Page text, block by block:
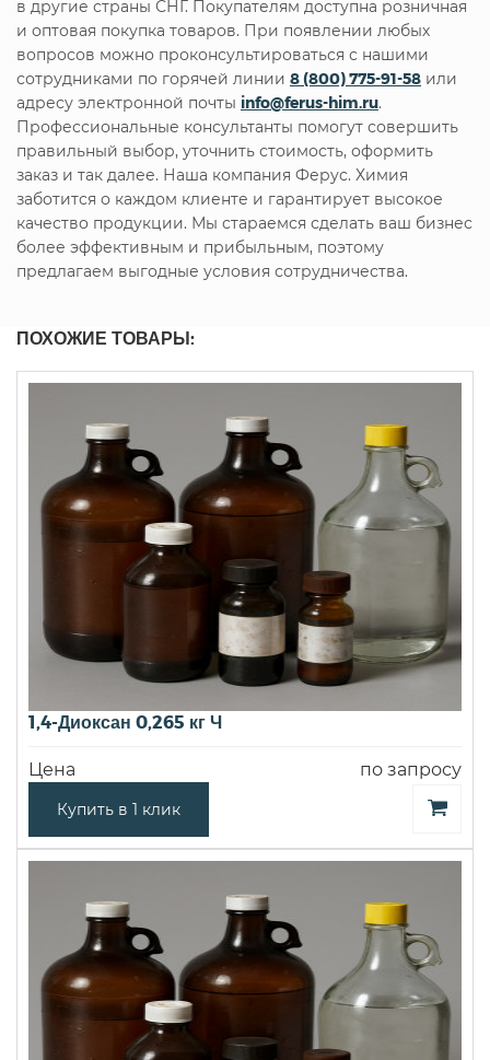
в другие страны СНГ. Покупателям доступна розничная
и оптовая покупка товаров. При появлении любых
вопросов можно проконсультироваться с нашими
сотрудниками по горячей линии 8 (800) 775-91-58 или
адресу электронной почты info@ferus-him.ru.
Профессиональные консультанты помогут совершить
правильный выбор, уточнить стоимость, оформить
заказ и так далее. Наша компания Ферус. Химия
заботится о каждом клиенте и гарантирует высокое
качество продукции. Мы стараемся сделать ваш бизнес
более эффективным и прибыльным, поэтому
предлагаем выгодные условия сотрудничества.
ПОХОЖИЕ ТОВАРЫ:
1,4-Диоксан 0,265 кг Ч
Цена по запросу
Купить в 1 клик